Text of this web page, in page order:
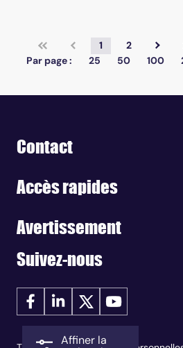
Affiner la
1 2
Par page :
25 50 100
Contact
Accès rapides
Avertissement
Suivez-nous